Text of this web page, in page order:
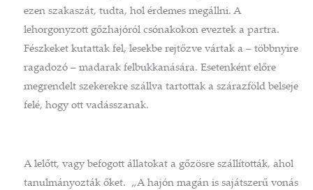
ezen szakaszát, tudta, hol érdemes megállni. A
lehorgonyzott gőzhajóról csónakokon eveztek a partra.
Fészkeket kutattak fel, lesekbe rejtőzve vártak a – többnyire
ragadozó – madarak felbukkanására. Esetenként előre
megrendelt szekerekre szállva tartottak a szárazföld belseje
felé, hogy ott vadásszanak.
A lelőtt, vagy befogott állatokat a gőzösre szállították, ahol
tanulmányozták őket. „A hajón magán is sajátszerű vonás